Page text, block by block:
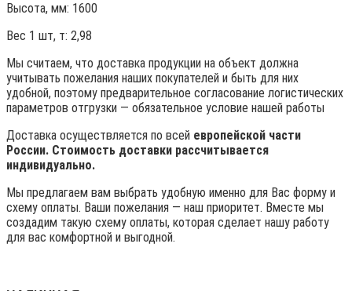
Высота, мм: 1600
Вес 1 шт, т: 2,98
Мы считаем, что доставка продукции на объект должна
учитывать пожелания наших покупателей и быть для них
удобной, поэтому предварительное согласование логистических
параметров отгрузки — обязательное условие нашей работы
Доставка осуществляется по всей европейской части
России. Стоимость доставки рассчитывается
индивидуально.
Мы предлагаем вам выбрать удобную именно для Вас форму и
схему оплаты. Ваши пожелания — наш приоритет. Вместе мы
создадим такую схему оплаты, которая сделает нашу работу
для вас комфортной и выгодной.